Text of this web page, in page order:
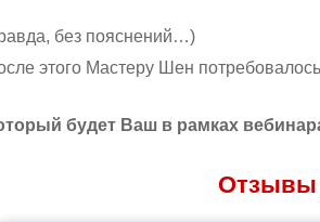
без пояснений…)
этого Мастеру Шен
будет Ваш в рамках
Отзывы